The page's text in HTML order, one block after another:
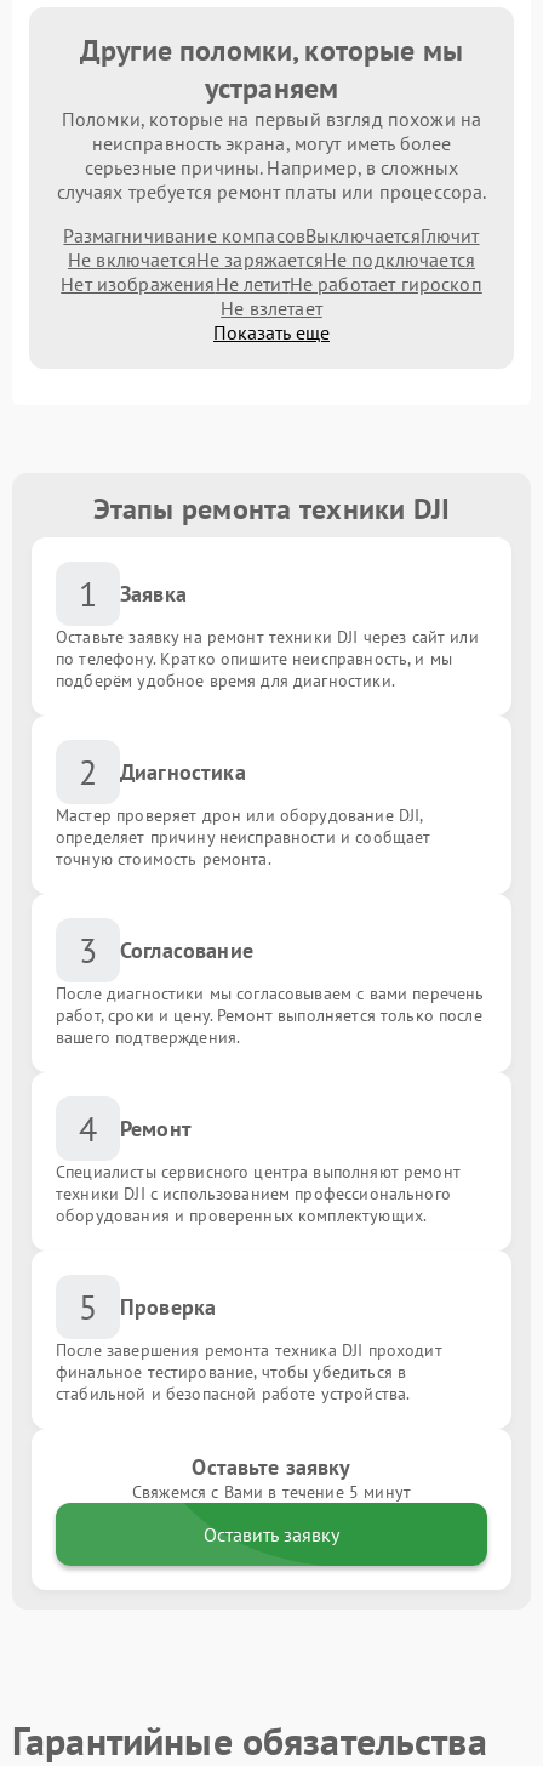
Другие поломки, которые мы
устраняем
Поломки, которые на первый взгляд похожи на
неисправность экрана, могут иметь более
серьезные причины. Например, в сложных
случаях требуется ремонт платы или процессора.
Размагничивание компасовВыключаетсяГлючит
Не включаетсяНе заряжаетсяНе подключается
Нет изображенияНе летитНе работает гироскоп
Не взлетает
Показать еще
Этапы ремонта техники DJI
1 Заявка
Оставьте заявку на ремонт техники DJI через сайт или
по телефону. Кратко опишите неисправность, и мы
подберём удобное время для диагностики.
2 Диагностика
Мастер проверяет дрон или оборудование DJI,
определяет причину неисправности и сообщает
точную стоимость ремонта.
3 Согласование
После диагностики мы согласовываем с вами перечень
работ, сроки и цену. Ремонт выполняется только после
вашего подтверждения.
4 Ремонт
Специалисты сервисного центра выполняют ремонт
техники DJI с использованием профессионального
оборудования и проверенных комплектующих.
5 Проверка
После завершения ремонта техника DJI проходит
финальное тестирование, чтобы убедиться в
стабильной и безопасной работе устройства.
Оставьте заявку
Свяжемся с Вами в течение 5 минут
Оставить заявку
Гарантийные обязательства